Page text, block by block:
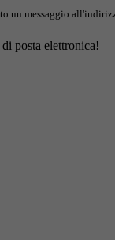
un messaggio
posta elettronica!